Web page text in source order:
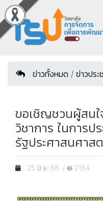
ข่าวทั้งหมด / ข่าวประ
ขอเชิญชวนผู้สนใ
วิชาการ ในการป
รัฐประศาสนศาส
25 มิ.ย. 68 / 2154